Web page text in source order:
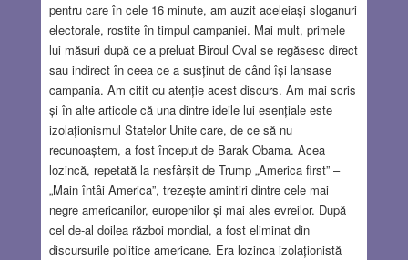
pentru care în cele 16 minute, am auzit aceleiași sloganuri
electorale, rostite în timpul campaniei. Mai mult, primele
lui măsuri după ce a preluat Biroul Oval se regăsesc direct
sau indirect în ceea ce a susținut de când își lansase
campania. Am citit cu atenție acest discurs. Am mai scris
și în alte articole că una dintre ideile lui esențiale este
izolaționismul Statelor Unite care, de ce să nu
recunoaștem, a fost început de Barak Obama. Acea
lozincă, repetată la nesfârșit de Trump „America first” –
„Main întâi America”, trezește amintiri dintre cele mai
negre americanilor, europenilor și mai ales evreilor. După
cel de-al doilea război mondial, a fost eliminat din
discursurile politice americane. Era lozinca izolaționistă